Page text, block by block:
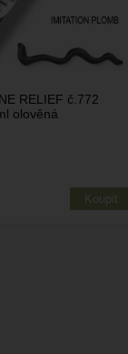
RELIEF č.772
olověná